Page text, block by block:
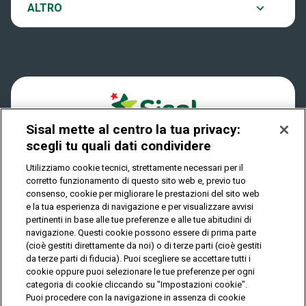
Play Your Date
Dove si gioca
Quanto si vince
Come riscuotere
ALTRO
Notifiche
Privacy
IL GIOCO È VIETATO AI MINORI E PUÒ CAUSARE
DIPENDENZA PATOLOGICA
© Copyright Sisal Italia S.p.A. - P.I. 02433760135
Privacy Cookies
Mappa
del
sito
Sisal mette al centro la tua privacy:
scegli tu quali dati condividere
Utilizziamo cookie tecnici, strettamente necessari per il
corretto funzionamento di questo sito web e, previo tuo
consenso, cookie per migliorare le prestazioni del sito web
e la tua esperienza di navigazione e per visualizzare avvisi
pertinenti in base alle tue preferenze e alle tue abitudini di
navigazione. Questi cookie possono essere di prima parte
(cioè gestiti direttamente da noi) o di terze parti (cioè gestiti
da terze parti di fiducia). Puoi scegliere se accettare tutti i
cookie oppure puoi selezionare le tue preferenze per ogni
categoria di cookie cliccando su "Impostazioni cookie".
Puoi procedere con la navigazione in assenza di cookie